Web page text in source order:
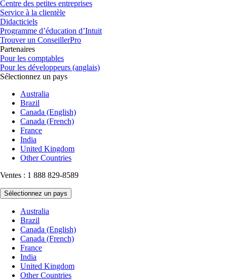
Centre des petites entreprises
Service à la clientèle
Didacticiels
Programme d’éducation d’Intuit
Trouver un ConseillerPro
Partenaires
Pour les comptables
Pour les développeurs (anglais)
Sélectionnez un pays
Australia
Brazil
Canada (English)
Canada (French)
France
India
United Kingdom
Other Countries
Ventes : 1 888 829-8589
Sélectionnez un pays
Australia
Brazil
Canada (English)
Canada (French)
France
India
United Kingdom
Other Countries